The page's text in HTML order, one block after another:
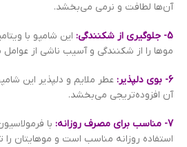
آن‌ها لطافت و نرمی می‌بخشد.
5- جلوگیری از شکنندگی:
این شامپو با
موها را از شکنندگی و آسیب ناشی از
6- بوی دلپذیر:
عطر ملایم و دلپذیر این
آن افزوده‌تریجی می‌بخشد.
7- مناسب برای مصرف روزانه:
با
استفاده روزانه مناسب است و موهایتان را